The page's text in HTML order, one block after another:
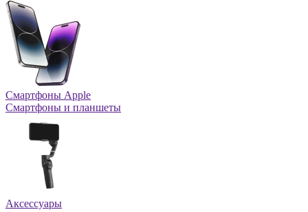
Смартфоны Apple
Смартфоны и планшеты
Аксессуары